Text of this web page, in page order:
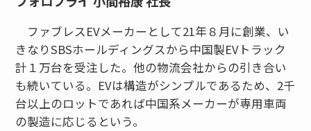
ファブレスEVメーカーとして21年８月に創業、い
きなりSBSホールディングスから中国製EVトラック
計１万台を受注した。他の物流会社からの引き合い
も続いている。EVは構造がシンプルであるため、2千
台以上のロットであれば中国系メーカーが専用車両
の製造に応じるという。